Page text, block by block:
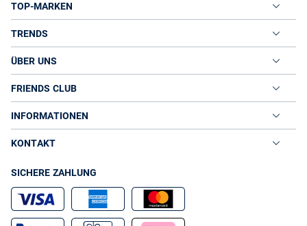
TOP-MARKEN
TRENDS
ÜBER UNS
FRIENDS CLUB
INFORMATIONEN
KONTAKT
SICHERE ZAHLUNG